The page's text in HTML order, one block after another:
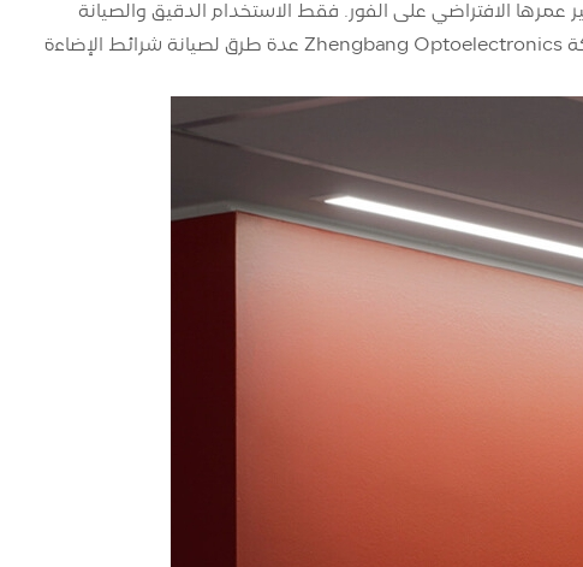
عمرها الافتراضي على الفور. فقط الاستخدام الدقيق والصيانة
يمكن أن يجعل شرائط الإضاءة LED تدوم لفترة أطول، أدناه، سوف تقدم لك شركة Zhengbang Optoelectronics عدة طرق لصيانة شرائط الإضاءة